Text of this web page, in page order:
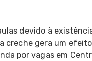
devido à
creche gera um
por vagas em